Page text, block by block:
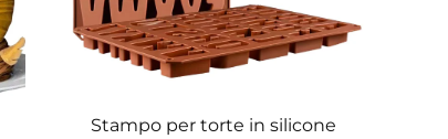
Stampo per torte in silicone